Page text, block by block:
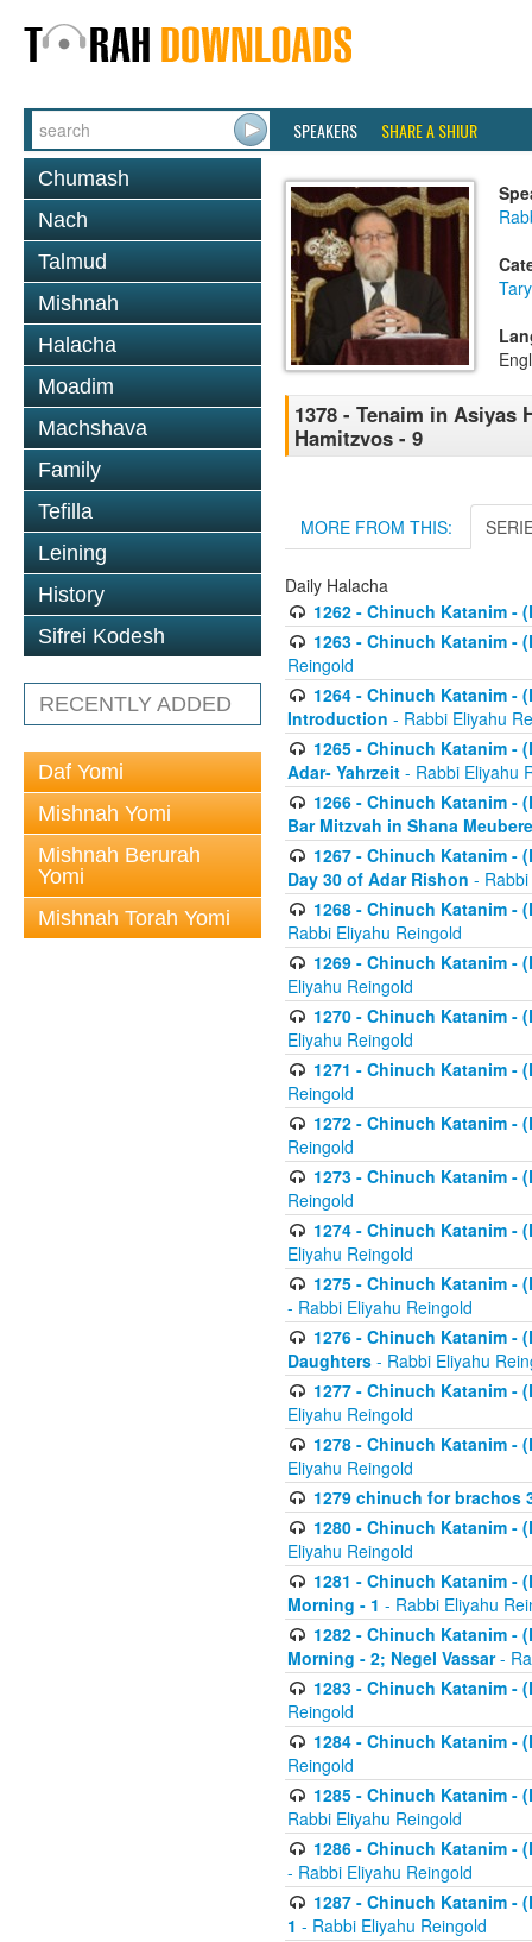
SPEAKERS SHARE A SHIUR
Chumash
Nach
Talmud
Mishnah
Halacha
Moadim
Machshava
Family
Tefilla
Leining
History
Sifrei Kodesh
RECENTLY ADDED
Daf Yomi
Mishnah Yomi
Mishnah Berurah
Yomi
Mishnah Torah Yomi
1378 - Tenaim in Asiyas
Hamitzvos - 9
MORE FROM THIS:
Daily Halacha
1262 - Chinuch Katanim -
1263 - Chinuch Katanim -
Reingold
1264 - Chinuch Katanim -
Introduction - Rabbi Eliyahu
1265 - Chinuch Katanim -
Adar- Yahrzeit - Rabbi Eliyahu
1266 - Chinuch Katanim -
Bar Mitzvah in Shana
1267 - Chinuch Katanim -
Day 30 of Adar Rishon -
1268 - Chinuch Katanim -
Rabbi Eliyahu Reingold
1269 - Chinuch Katanim -
Eliyahu Reingold
1270 - Chinuch Katanim -
Eliyahu Reingold
1271 - Chinuch Katanim -
Reingold
1272 - Chinuch Katanim -
Reingold
1273 - Chinuch Katanim -
Reingold
1274 - Chinuch Katanim -
Eliyahu Reingold
1275 - Chinuch Katanim -
- Rabbi Eliyahu Reingold
1276 - Chinuch Katanim -
Daughters - Rabbi Eliyahu
1277 - Chinuch Katanim -
Eliyahu Reingold
1278 - Chinuch Katanim -
Eliyahu Reingold
1279 chinuch for brachos
1280 - Chinuch Katanim -
Eliyahu Reingold
1281 - Chinuch Katanim -
Morning - 1 - Rabbi Eliyahu
1282 - Chinuch Katanim -
Morning - 2; Negel Vassar-
1283 - Chinuch Katanim -
Reingold
1284 - Chinuch Katanim -
Reingold
1285 - Chinuch Katanim -
Rabbi Eliyahu Reingold
1286 - Chinuch Katanim -
- Rabbi Eliyahu Reingold
1287 - Chinuch Katanim -
1 - Rabbi Eliyahu Reingold